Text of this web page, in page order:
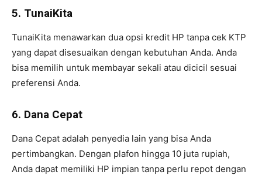
5. TunaiKita
TunaiKita menawarkan dua opsi kredit HP tanpa cek KTP
yang dapat disesuaikan dengan kebutuhan Anda. Anda
bisa memilih untuk membayar sekali atau dicicil sesuai
preferensi Anda.
6. Dana Cepat
Dana Cepat adalah penyedia lain yang bisa Anda
pertimbangkan. Dengan plafon hingga 10 juta rupiah,
Anda dapat memiliki HP impian tanpa perlu repot dengan